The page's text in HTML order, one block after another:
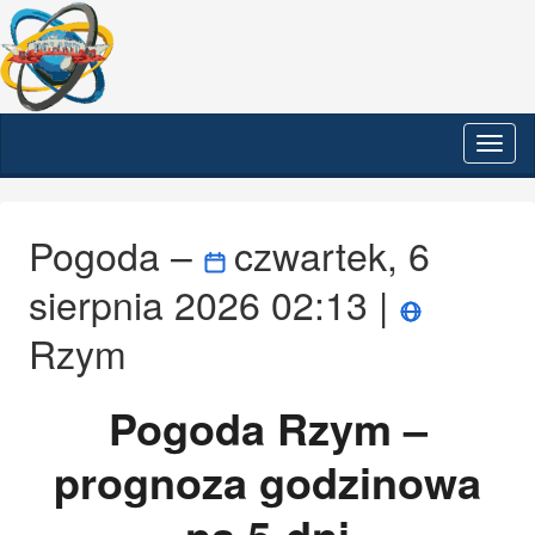
Pogoda –
czwartek, 6
sierpnia 2026 02:13 |
Rzym
Pogoda Rzym –
prognoza godzinowa